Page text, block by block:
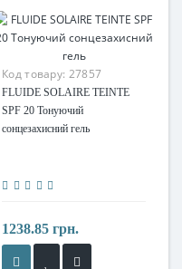
Код товару: 27857
FLUIDE SOLAIRE TEINTE
SPF 20 Тонуючий
сонцезахисний гель
1238.85 грн.